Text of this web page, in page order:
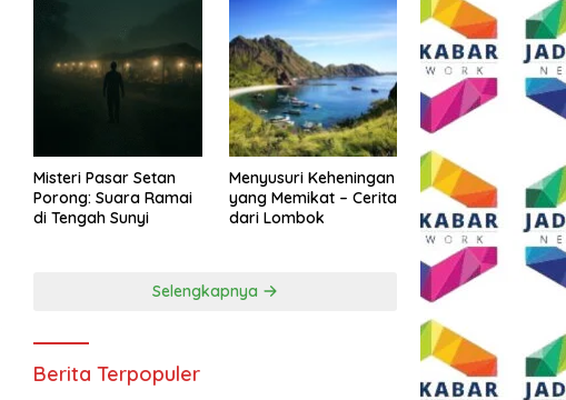
Misteri Pasar Setan
Porong: Suara Ramai
di Tengah Sunyi
Menyusuri Keheningan
yang Memikat – Cerita
dari Lombok
Selengkapnya
Berita Terpopuler